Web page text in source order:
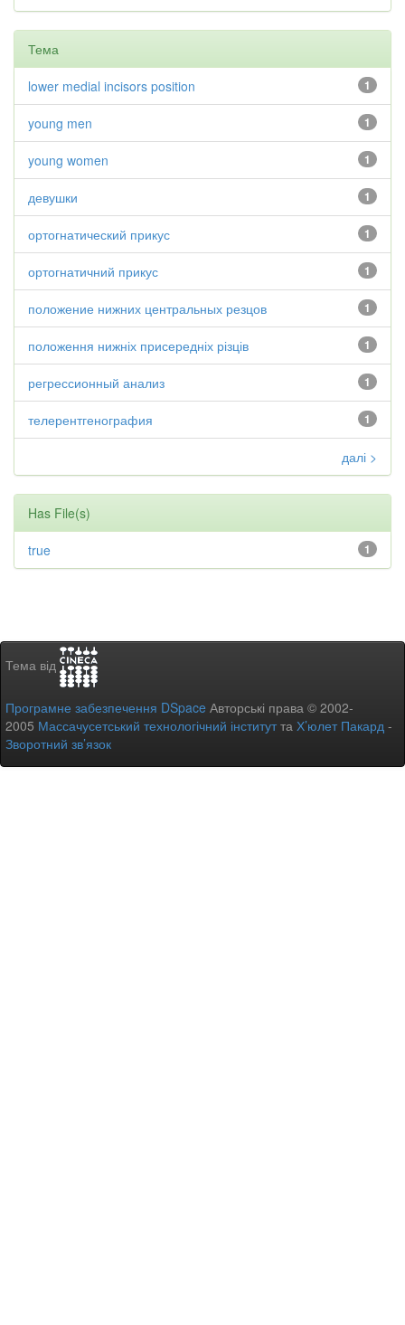
Тема
1
lower medial incisors position
1
young men
1
young women
1
девушки
1
ортогнатический прикус
1
ортогнатичний прикус
1
положение нижних центральных резцов
1
положення нижніх присередніх різців
1
регрессионный анализ
1
телерентгенография
далі >
Has File(s)
1
true
Тема від
Програмне забезпечення DSpace Авторські права © 2002-
2005 Массачусетський технологічний інститутта Х’юлет Пакард -
Зворотний зв’язок